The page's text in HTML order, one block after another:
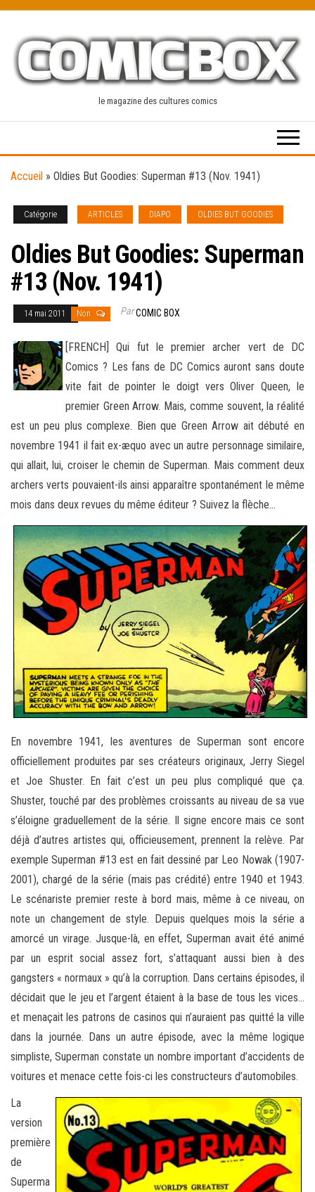
content
le magazine des cultures comics
Accueil » Oldies But Goodies: Superman #13 (Nov. 1941)
Catégorie ARTICLES DIAPO OLDIES BUT GOODIES
Oldies But Goodies: Superman
#13 (Nov. 1941)
14 mai 2011 Non ParCOMIC BOX
[FRENCH] Qui fut le premier archer vert de DC
Comics ? Les fans de DC Comics auront sans doute
vite fait de pointer le doigt vers Oliver Queen, le
premier Green Arrow. Mais, comme souvent, la réalité
est un peu plus complexe. Bien que Green Arrow ait débuté en
novembre 1941 il fait ex-æquo avec un autre personnage similaire,
qui allait, lui, croiser le chemin de Superman. Mais comment deux
archers verts pouvaient-ils ainsi apparaître spontanément le même
mois dans deux revues du même éditeur ? Suivez la flèche…
En novembre 1941, les aventures de Superman sont encore
officiellement produites par ses créateurs originaux, Jerry Siegel
et Joe Shuster. En fait c’est un peu plus compliqué que ça.
Shuster, touché par des problèmes croissants au niveau de sa vue
s’éloigne graduellement de la série. Il signe encore mais ce sont
déjà d’autres artistes qui, officieusement, prennent la relève. Par
exemple Superman #13 est en fait dessiné par Leo Nowak (1907-
2001), chargé de la série (mais pas crédité) entre 1940 et 1943.
Le scénariste premier reste à bord mais, même à ce niveau, on
note un changement de style. Depuis quelques mois la série a
amorcé un virage. Jusque-là, en effet, Superman avait été animé
par un esprit social assez fort, s’attaquant aussi bien à des
gangsters « normaux » qu’à la corruption. Dans certains épisodes, il
décidait que le jeu et l’argent étaient à la base de tous les vices…
et menaçait les patrons de casinos qui n’auraient pas quitté la ville
dans la journée. Dans un autre épisode, avec la même logique
simpliste, Superman constate un nombre important d’accidents de
voitures et menace cette fois-ci les constructeurs d’automobiles.
La
version
première
de
Superma